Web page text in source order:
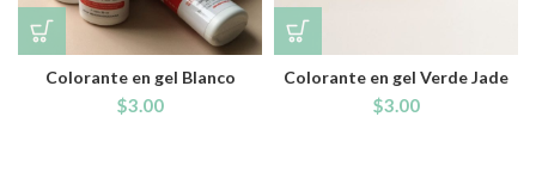
Colorante en gel Blanco
$3.00
Colorante en gel Verde Jade
$3.00